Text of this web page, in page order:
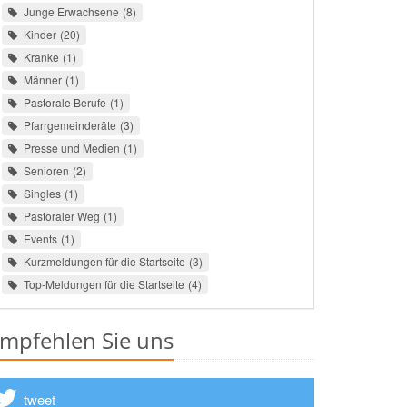
Junge Erwachsene 8
Kinder 20
Kranke 1
Männer 1
Pastorale Berufe 1
Pfarrgemeinderäte 3
Presse und Medien 1
Senioren 2
Singles 1
Pastoraler Weg 1
Events 1
Kurzmeldungen für die Startseite 3
Top-Meldungen für die Startseite 4
Sie uns
tweet